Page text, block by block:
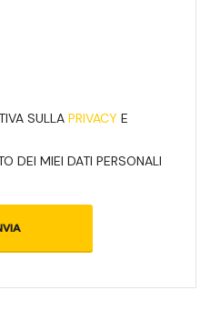
SULLA PRIVACY E
DEI MIEI DATI PERSONALI